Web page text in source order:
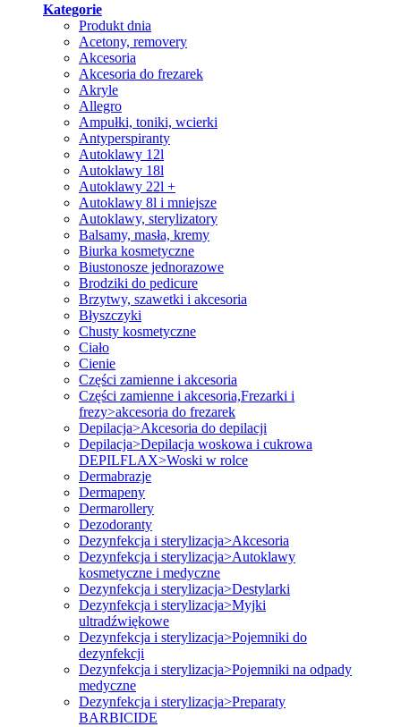
Kategorie
Produkt dnia
Acetony, removery
Akcesoria
Akcesoria do frezarek
Akryle
Allegro
Ampułki, toniki, wcierki
Antyperspiranty
Autoklawy 12l
Autoklawy 18l
Autoklawy 22l +
Autoklawy 8l i mniejsze
Autoklawy, sterylizatory
Balsamy, masła, kremy
Biurka kosmetyczne
Biustonosze jednorazowe
Brodziki do pedicure
Brzytwy, szawetki i akcesoria
Błyszczyki
Chusty kosmetyczne
Ciało
Cienie
Części zamienne i akcesoria
Części zamienne i akcesoria,Frezarki i
frezy>akcesoria do frezarek
Depilacja>Akcesoria do depilacji
Depilacja>Depilacja woskowa i cukrowa
DEPILFLAX>Woski w rolce
Dermabrazje
Dermapeny
Dermarollery
Dezodoranty
Dezynfekcja i sterylizacja>Akcesoria
Dezynfekcja i sterylizacja>Autoklawy
kosmetyczne i medyczne
Dezynfekcja i sterylizacja>Destylarki
Dezynfekcja i sterylizacja>Myjki
ultradźwiękowe
Dezynfekcja i sterylizacja>Pojemniki do
dezynfekcji
Dezynfekcja i sterylizacja>Pojemniki na odpady
medyczne
Dezynfekcja i sterylizacja>Preparaty
BARBICIDE